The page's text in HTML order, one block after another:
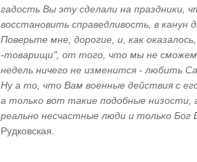
гадость Вы эту сделали на праздники,
восстановить справедливость, в канун
Поверьте мне, дорогие, и, как
-товарищи", от того, что мы не сможем
недель ничего не изменится - любить
Ну а то, что Вам военные действия с
а только вот такие подобные
реально несчастные люди и только Бог
Рудковская.